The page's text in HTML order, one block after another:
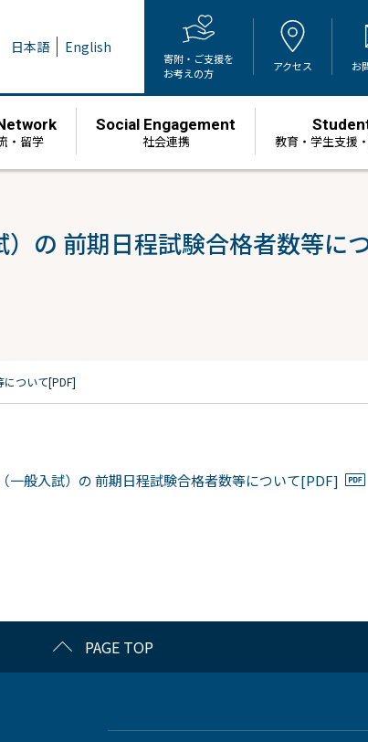
日本語 English
寄附・ご支援を
お考えの方
アクセス お
・留学
Social Engagement
社会連携 教育・学生支援
の 前期日程試験合格者数等に
ついて[PDF]
一般入試）の 前期日程試験合格者数等について[PDF]
PAGE TOP